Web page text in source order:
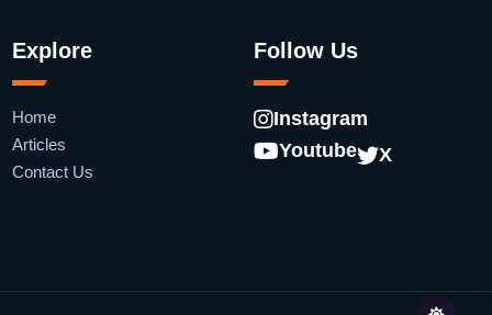
Explore
Home
Articles
Contact Us
Follow Us
Instagram
Youtube
X